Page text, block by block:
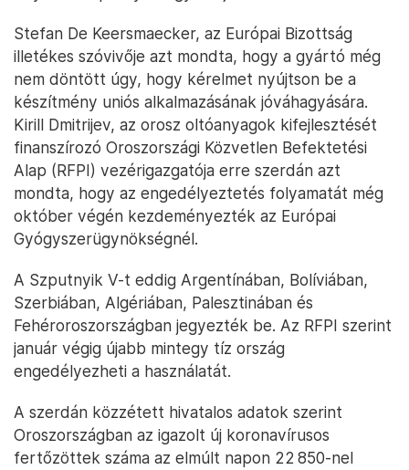
Stefan De Keersmaecker, az Európai Bizottság
illetékes szóvivője azt mondta, hogy a gyártó még
nem döntött úgy, hogy kérelmet nyújtson be a
készítmény uniós alkalmazásának jóváhagyására.
Kirill Dmitrijev, az orosz oltóanyagok kifejlesztését
finanszírozó Oroszországi Közvetlen Befektetési
Alap (RFPI) vezérigazgatója erre szerdán azt
mondta, hogy az engedélyeztetés folyamatát még
október végén kezdeményezték az Európai
Gyógyszerügynökségnél.
A Szputnyik V-t eddig Argentínában, Bolíviában,
Szerbiában, Algériában, Palesztinában és
Fehéroroszországban jegyezték be. Az RFPI szerint
január végig újabb mintegy tíz ország
engedélyezheti a használatát.
A szerdán közzétett hivatalos adatok szerint
Oroszországban az igazolt új koronavírusos
fertőzöttek száma az elmúlt napon 22 850-nel